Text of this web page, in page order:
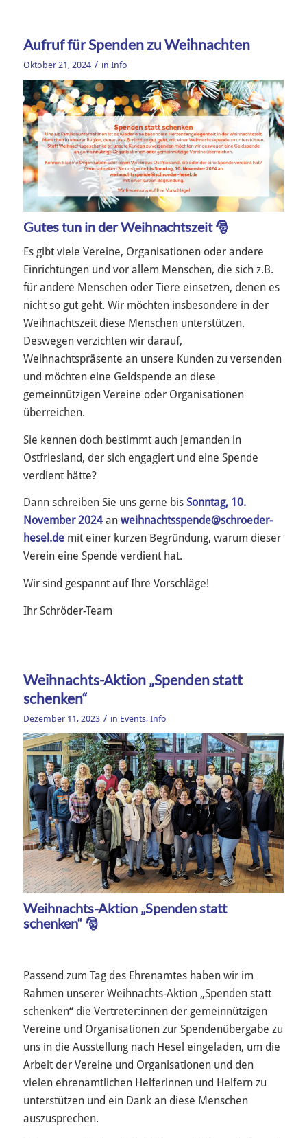
Aufruf für Spenden zu Weihnachten
Oktober 21, 2024 / in Info
Gutes tun in der Weihnachtszeit 🎅
Es gibt viele Vereine, Organisationen oder andere
Einrichtungen und vor allem Menschen, die sich z.B.
für andere Menschen oder Tiere einsetzen, denen es
nicht so gut geht. Wir möchten insbesondere in der
Weihnachtszeit diese Menschen unterstützen.
Deswegen verzichten wir darauf,
Weihnachtspräsente an unsere Kunden zu versenden
und möchten eine Geldspende an diese
gemeinnützigen Vereine oder Organisationen
überreichen.
Sie kennen doch bestimmt auch jemanden in
Ostfriesland, der sich engagiert und eine Spende
verdient hätte?
Dann schreiben Sie uns gerne bis Sonntag, 10.
November 2024an weihnachtsspende@schroeder-
hesel.demit einer kurzen Begründung, warum dieser
Verein eine Spende verdient hat.
Wir sind gespannt auf Ihre Vorschläge!
Ihr Schröder-Team
Weihnachts-Aktion „Spenden statt
schenken“
Dezember 11, 2023 / in Events, Info
Weihnachts-Aktion „Spenden statt
schenken“ 🎅
Passend zum Tag des Ehrenamtes haben wir im
Rahmen unserer Weihnachts-Aktion „Spenden statt
schenken“ die Vertreter:innen der gemeinnützigen
Vereine und Organisationen zur Spendenübergabe zu
uns in die Ausstellung nach Hesel eingeladen, um die
Arbeit der Vereine und Organisationen und den
vielen ehrenamtlichen Helferinnen und Helfern zu
unterstützen und ein Dank an diese Menschen
auszusprechen.